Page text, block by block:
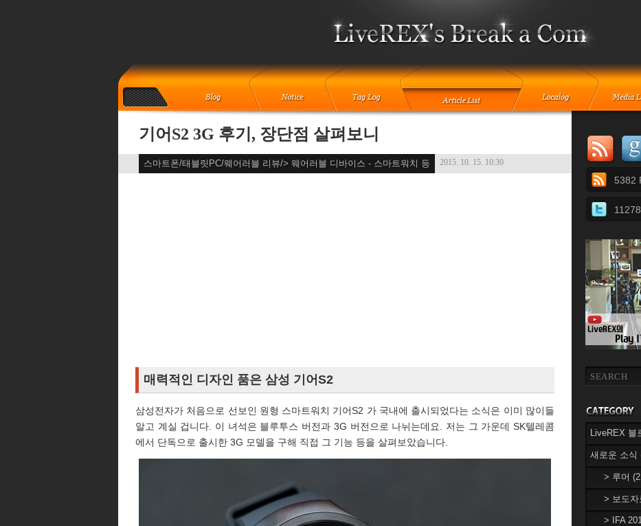
기어S2 3G 후기, 장단점 살펴보니
스마트폰/태블릿PC/웨어러블 리뷰/> 웨어러블 디바이스 - 스마트워치 등 2015. 10. 15. 10:30
매력적인 디자인 품은 삼성 기어S2
삼성전자가 처음으로 선보인 원형 스마트워치 기어S2 가 국내에 출시되었다는 소식은 이미 많이들
알고 계실 겁니다. 이 녀석은 블루투스 버전과 3G 버전으로 나뉘는데요. 저는 그 가운데 SK텔레콤
에서 단독으로 출시한 3G 모델을 구해 직접 그 기능 등을 살펴보았습니다.
5382
11278
LiveREX 블
새로운 소식
> 루머
> 보도자
> IFA